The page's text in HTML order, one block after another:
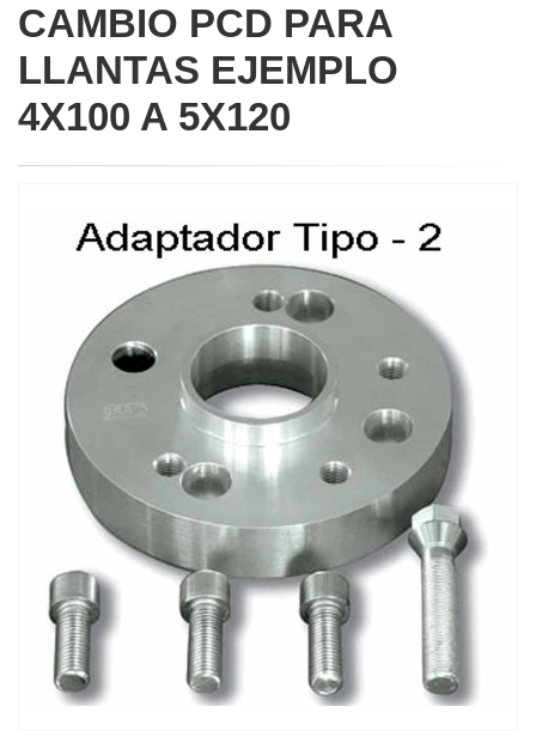
CAMBIO PCD PARA
LLANTAS EJEMPLO
4X100 A 5X120